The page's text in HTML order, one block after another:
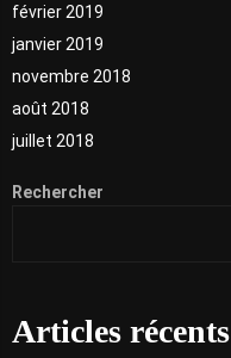
février 2019
janvier 2019
novembre 2018
août 2018
juillet 2018
Rechercher
Articles récents